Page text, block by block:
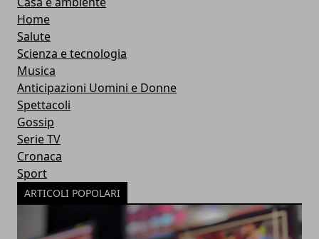
Home
Salute
Scienza e tecnologia
Musica
Anticipazioni Uomini e Donne
Spettacoli
Gossip
Serie TV
Cronaca
Sport
ARTICOLI POPOLARI